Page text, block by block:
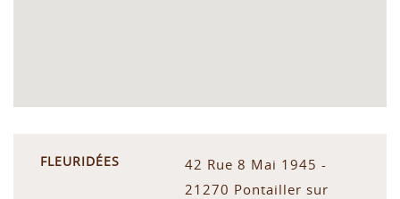
FLEURIDÉES
42 Rue 8 Mai 1945 -
21270 Pontailler sur